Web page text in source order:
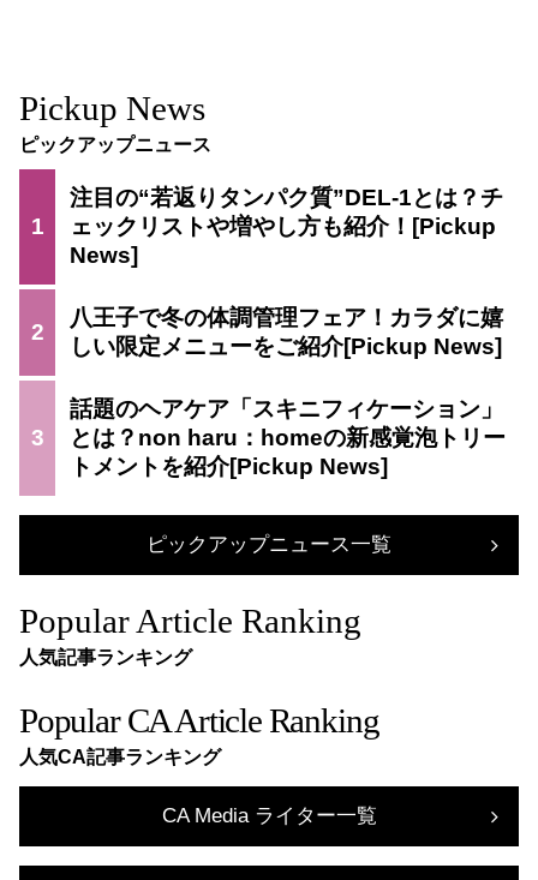
Pickup News
ピックアップニュース
1
注目の“若返りタンパク質”DEL-1とは？チ
ェックリストや増やし方も紹介！
2
八王子で冬の体調管理フェア！カラダに嬉
しい限定メニューをご紹介
3
話題のヘアケア「スキニフィケーション」
とは？non haru：homeの新感覚泡トリー
トメントを紹介
ピックアップニュース一覧
Popular Article Ranking
人気記事ランキング
Popular CA Article Ranking
人気CA記事ランキング
CA Media ライター一覧